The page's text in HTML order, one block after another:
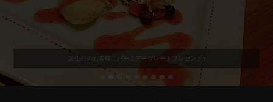
誕生日のお客様にバースデープレートプレゼント♪